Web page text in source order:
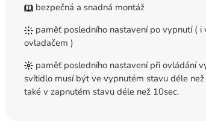
bezpečná a snadná montáž
paměť posledního nastavení po vypnutí ( i
ovladačem )
paměť posledního nastavení při ovládání
svítidlo musí být ve vypnutém stavu déle než
také v zapnutém stavu déle než 10sec.